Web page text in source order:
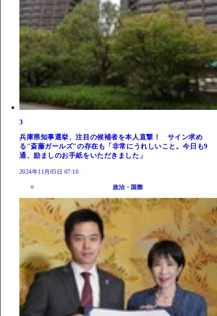
3
兵庫県知事選挙、注目の候補者を本人直撃！ サイン求め
る"斎藤ガールズ"の存在も「非常にうれしいこと。今日も9
通、励ましのお手紙をいただきました」
2024年11月05日 07:10
政治・国際